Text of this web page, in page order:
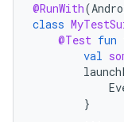
@RunWith(
class
@Test fun
val
}